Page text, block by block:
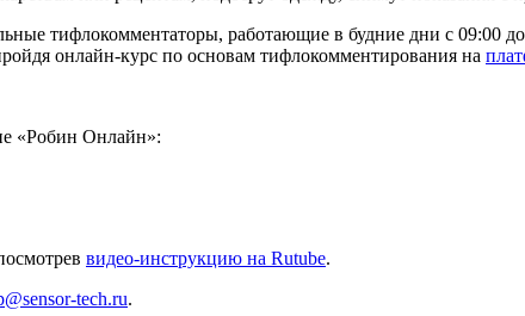
тифлокомментаторы, работающие в будние дни с 09:00
онлайн-курс по основам тифлокомментирования на
«Робин Онлайн»:
видео-инструкцию на Rutube.
tech.ru.